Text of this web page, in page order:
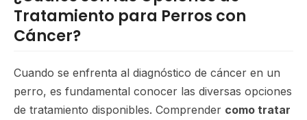
Tratamiento para Perros con
Cáncer?
Cuando se enfrenta al diagnóstico de cáncer en un
perro, es fundamental conocer las diversas opciones
de tratamiento disponibles. Comprender como tratar